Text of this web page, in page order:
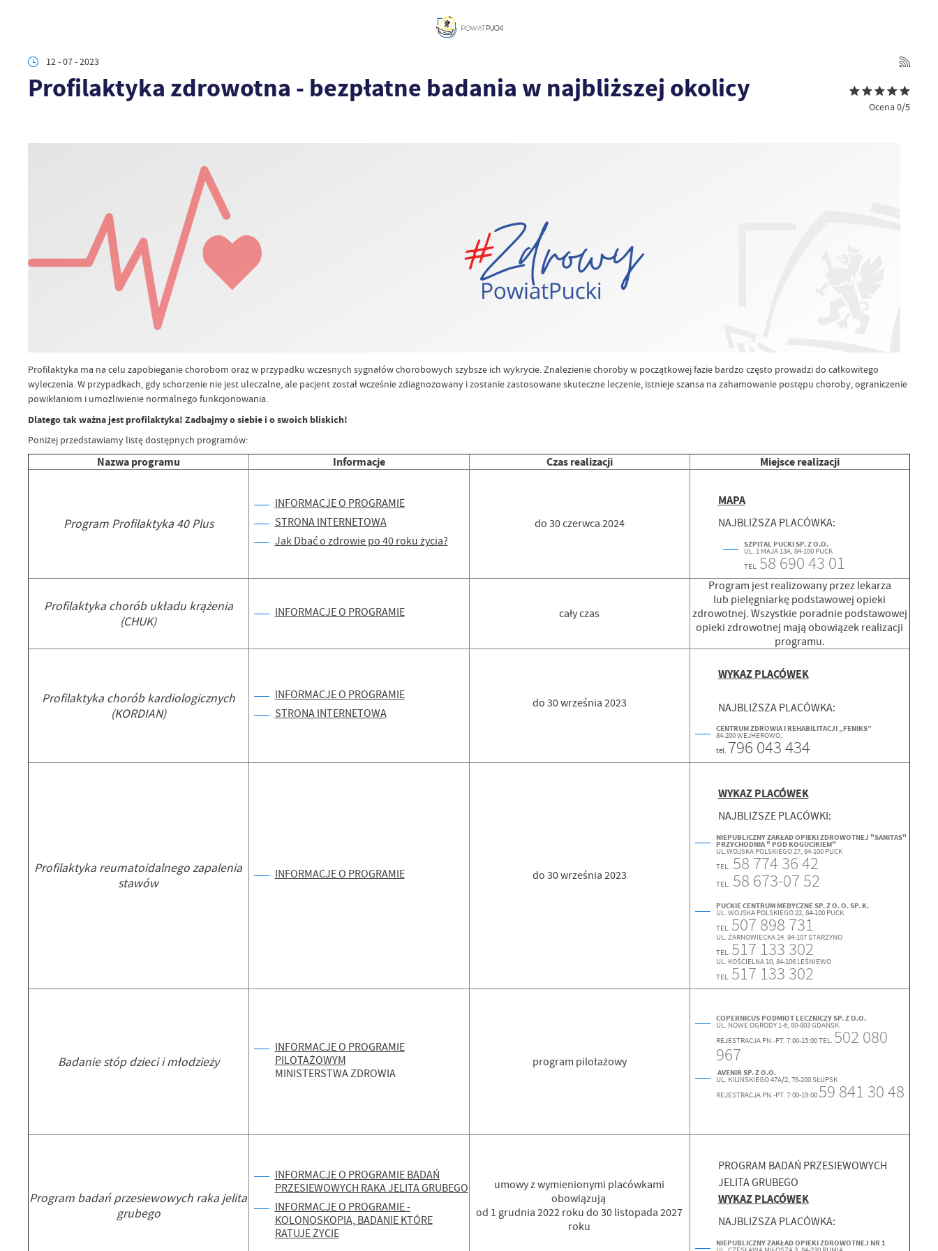
12 - 07 - 2023
Profilaktyka zdrowotna - bezpłatne badania w najbliższej okolicy
Ocena 0/5
Profilaktyka ma na celu zapobieganie chorobom oraz w przypadku wczesnych sygnałów chorobowych szybsze ich wykrycie. Znalezienie choroby w początkowej fazie bardzo często prowadzi do całkowitego
wyleczenia. W przypadkach, gdy schorzenie nie jest uleczalne, ale pacjent został wcześnie zdiagnozowany i zostanie zastosowane skuteczne leczenie, istnieje szansa na zahamowanie postępu choroby, ograniczenie
powikłaniom i umożliwienie normalnego funkcjonowania.
Dlatego tak ważna jest profilaktyka! Zadbajmy o siebie i o swoich bliskich!
Poniżej przedstawiamy listę dostępnych programów:
Nazwa programu Informacje Czas realizacji Miejsce realizacji
Program Profilaktyka 40 Plus
INFORMACJE O PROGRAMIE
STRONA INTERNETOWA
Jak Dbać o zdrowie po 40 roku życia?
do 30 czerwca 2024
MAPA
NAJBLIŻSZA PLACÓWKA:
SZPITAL PUCKI SP. Z O.O.
UL. 1 MAJA 13A, 84-100 PUCK
TEL. 58 690 43 01
Profilaktyka chorób układu krążenia
(CHUK)
INFORMACJE O PROGRAMIE cały czas
Program jest realizowany przez lekarza
lub pielęgniarkę podstawowej opieki
zdrowotnej. Wszystkie poradnie podstawowej
opieki zdrowotnej mają obowiązek realizacji
programu.
Profilaktyka chorób kardiologicznych
(KORDIAN)
INFORMACJE O PROGRAMIE
STRONA INTERNETOWA
do 30 września 2023
WYKAZ PLACÓWEK
NAJBLIŻSZA PLACÓWKA:
CENTRUM ZDROWIA I REHABILITACJI „FENIKS”
84-200 WEJHEROWO,
tel. 796 043 434
Profilaktyka reumatoidalnego zapalenia
stawów
INFORMACJE O PROGRAMIE do 30 września 2023
WYKAZ PLACÓWEK
NAJBLIŻSZE PLACÓWKI:
NIEPUBLICZNY ZAKŁAD OPIEKI ZDROWOTNEJ "SANITAS"
PRZYCHODNIA " POD KOGUCIKIEM"
UL.WOJSKA POLSKIEGO 27, 84-100 PUCK
TEL. 58 774 36 42
TEL. 58 673-07 52
PUCKIE CENTRUM MEDYCZNE SP. Z O. O. SP. K.
UL. WOJSKA POLSKIEGO 22, 84-100 PUCK
TEL. 507 898 731
UL. ŻARNOWIECKA 24. 84-107 STARZYNO
TEL. 517 133 302
UL. KOŚCIELNA 10, 84-106 LEŚNIEWO
TEL. 517 133 302
Badanie stóp dzieci i młodzieży
INFORMACJE O PROGRAMIE
PILOTAŻOWYM
MINISTERSTWA ZDROWIA
program pilotażowy
COPERNICUS PODMIOT LECZNICZY SP. Z O.O.
UL. NOWE OGRODY 1-6, 80-803 GDAŃSK
REJESTRACJA PN.-PT. 7:00-15:00 TEL. 502 080
967
AVENIR SP. Z O.O.
UL. KILIŃSKIEGO 47A/2, 76-200 SŁUPSK
REJESTRACJA PN.-PT. 7:00-19:00 59 841 30 48
Program badań przesiewowych raka jelita
grubego
INFORMACJE O PROGRAMIE BADAŃ
PRZESIEWOWYCH RAKA JELITA GRUBEGO
INFORMACJE O PROGRAMIE -
KOLONOSKOPIA, BADANIE KTÓRE
RATUJE ŻYCIE
umowy z wymienionymi placówkami
obowiązują
od 1 grudnia 2022 roku do 30 listopada 2027
roku
PROGRAM BADAŃ PRZESIEWOWYCH
JELITA GRUBEGO
WYKAZ PLACÓWEK
NAJBLIŻSZA PLACÓWKA:
NIEPUBLICZNY ZAKŁAD OPIEKI ZDROWOTNEJ NR 1